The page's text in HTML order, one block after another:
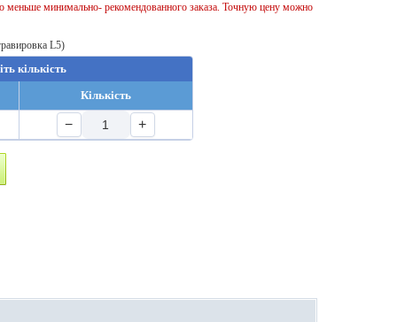
меньше минимально- рекомендованного заказа. Точную цену можно
L5)
кількість
Кількість
− +